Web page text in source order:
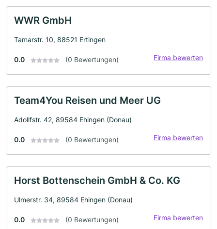
WWR GmbH
Tamarstr. 10, 88521 Ertingen
0.0 (0 Bewertungen) Firma bewerten
Team4You Reisen und Meer UG
Adollfstr. 42, 89584 Ehingen (Donau)
0.0 (0 Bewertungen) Firma bewerten
Horst Bottenschein GmbH & Co. KG
Ulmerstr. 34, 89584 Ehingen (Donau)
0.0 (0 Bewertungen) Firma bewerten